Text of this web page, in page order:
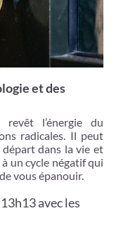
et des
l’énergie du
radicales. Il peut
départ dans la vie et
un cycle négatif qui
vous épanouir.
avec les